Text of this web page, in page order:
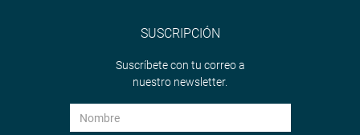
SUSCRIPCIÓN
Suscríbete con tu correo a
nuestro newsletter.